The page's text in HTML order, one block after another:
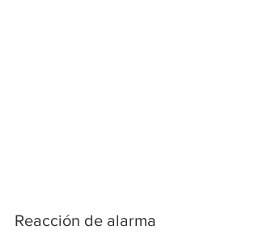
Reacción de alarma